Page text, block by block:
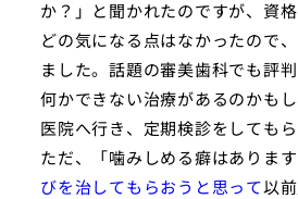
か？」と聞かれたのですが、資
どの気になる点はなかったので
ました。話題の審美歯科でも評
何かできない治療があるのかも
医院へ行き、定期検診をしても
ただ、「噛みしめる癖はありま
びを治してもらおうと思って以